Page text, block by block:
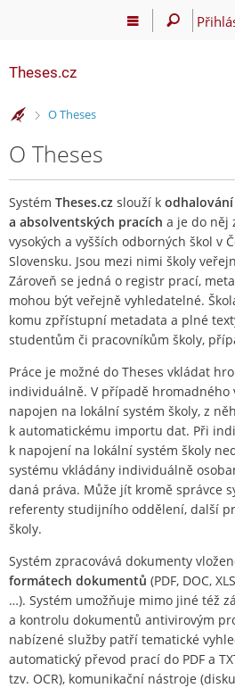
Theses.cz
>
O Theses
O Theses
Systém Theses.cz slouží k
a absolventských pracích a je do něj
vysokých a vyšších odborných škol v
Slovensku. Jsou mezi nimi školy
Zároveň se jedná o registr prací,
mohou být veřejně vyhledatelné.
komu zpřístupní metadata a plné
studentům či pracovníkům školy,
Práce je možné do Theses vkládat
individuálně. V případě hromadného
napojen na lokální systém školy, z
k automatickému importu dat. Při
k napojení na lokální systém školy
systému vkládány individuálně
daná práva. Může jít kromě správce
referenty studijního oddělení, další
školy.
Systém zpracovává dokumenty
formátech dokumentů (PDF, DOC,
…). Systém umožňuje mimo jiné též
a kontrolu dokumentů antivirovým
nabízené služby patří tematické
automatický převod prací do PDF a
tzv. OCR), komunikační nástroje